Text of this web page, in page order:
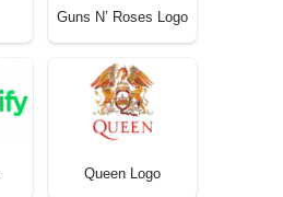
Guns N’ Roses Logo
Queen Logo